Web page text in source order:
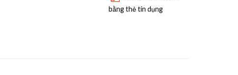
bằng thẻ tín dụng